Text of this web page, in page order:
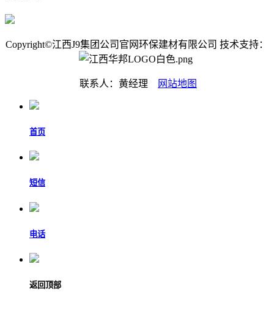
Copyright©江西J9集团公司官网环保建材有限公司 技术支持：
联系人：黄经理 网站地图
首页
短信
电话
返回顶部